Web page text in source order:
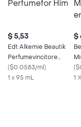
$ 5,53
Edt Alkemie Beautik
Perfumevincitore
Perfumefor Him
($0.0583/ml)
1 x 95 mL
$
(
1